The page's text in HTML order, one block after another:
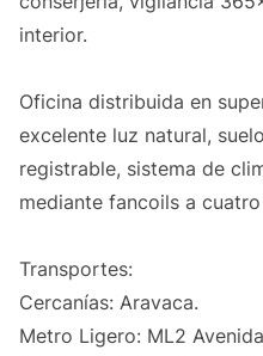
interior.
Oficina distribuida en
excelente luz natural,
registrable, sistema de
mediante fancoils a
Transportes:
Cercanías: Aravaca.
Metro Ligero: ML2